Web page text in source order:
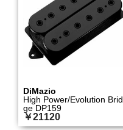
DiMazio
High Power/Evolution Brid
ge DP159
￥21120